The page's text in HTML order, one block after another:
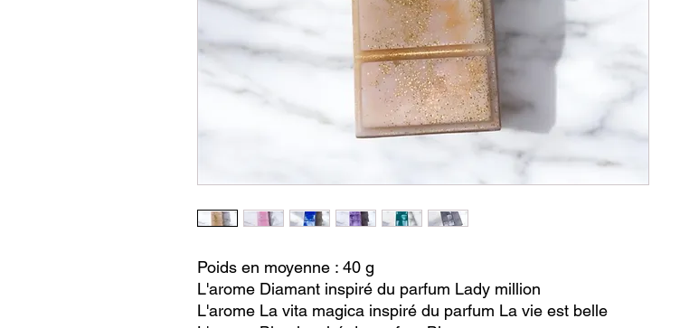
Poids en moyenne : 40 g
L'arome Diamant inspiré du parfum Lady million
L'arome La vita magica inspiré du parfum La vie est belle